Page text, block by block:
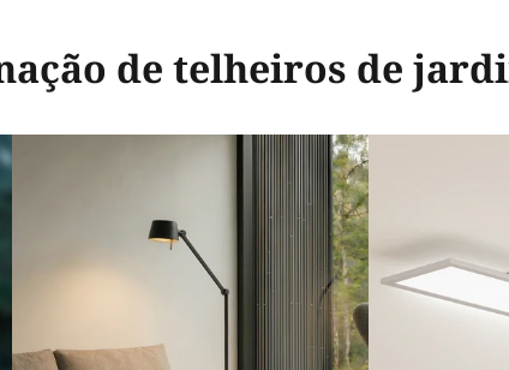
de telheiros de